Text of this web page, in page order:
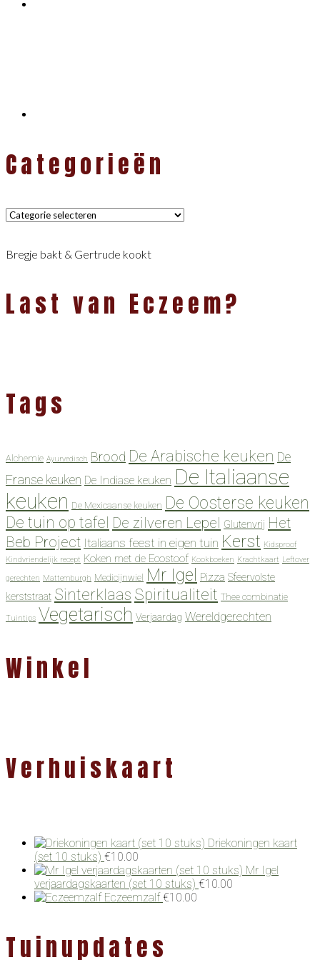
Categorieën
Categorieën
Bregje bakt & Gertrude kookt
Last van Eczeem?
Tags
Alchemie Ayurvedisch Brood De Arabische keuken De
Franse keuken De Indiase keuken De Italiaanse
keuken De Mexicaanse keuken De Oosterse keuken
De tuin op tafel De zilveren Lepel Glutenvrij Het
Beb Project Italiaans feest in eigen tuin Kerst Kidsproof
Kindvriendelijk recept Koken met de Ecostoof Kookboeken Krachtkaart Leftover
gerechten Mattemburgh Medicijnwiel Mr Igel Pizza Sfeervolste
kerststraat Sinterklaas Spiritualiteit Thee combinatie
Tuintips Vegetarisch Verjaardag Wereldgerechten
Winkel
Verhuiskaart
Driekoningen kaart
(set 10 stuks) €10.00
Mr Igel
verjaardagskaarten (set 10 stuks) €10.00
Eczeemzalf €10.00
Tuinupdates